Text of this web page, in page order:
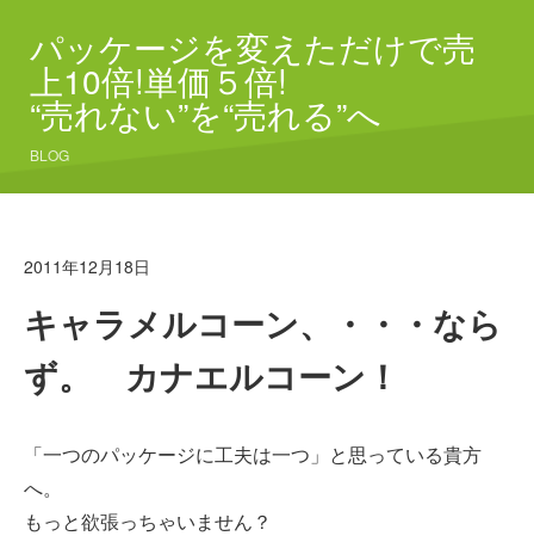
パッケージを変えただけで売
上10倍!単価５倍!
“売れない”を“売れる”へ
BLOG
2011年12月18日
キャラメルコーン、・・・なら
ず。 カナエルコーン！
「一つのパッケージに工夫は一つ」と思っている貴方
へ。
もっと欲張っちゃいません？